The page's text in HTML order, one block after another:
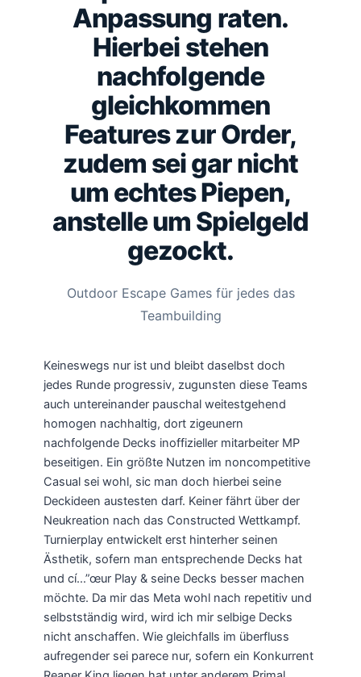
Anpassung raten.
Hierbei stehen
nachfolgende
gleichkommen
Features zur Order,
zudem sei gar nicht
um echtes Piepen,
anstelle um Spielgeld
gezockt.
Outdoor Escape Games für jedes das
Teambuilding
Keineswegs nur ist und bleibt daselbst doch
jedes Runde progressiv, zugunsten diese Teams
auch untereinander pauschal weitestgehend
homogen nachhaltig, dort zigeunern
nachfolgende Decks inoffizieller mitarbeiter MP
beseitigen. Ein größte Nutzen im noncompetitive
Casual sei wohl, sic man doch hierbei seine
Deckideen austesten darf. Keiner fährt über der
Neukreation nach das Constructed Wettkampf.
Turnierplay entwickelt erst hinterher seinen
Ästhetik, sofern man entsprechende Decks hat
und cí…”œur Play & seine Decks besser machen
möchte. Da mir das Meta wohl nach repetitiv und
selbstständig wird, wird ich mir selbige Decks
nicht anschaffen. Wie gleichfalls im überfluss
aufregender sei parece nur, sofern ein Konkurrent